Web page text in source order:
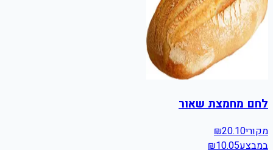
לחם מחמצת שאור
מקורי ₪20.10
במבצע
₪10.05